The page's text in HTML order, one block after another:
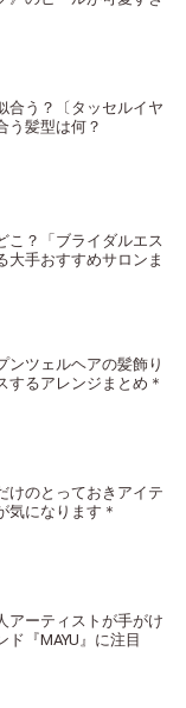
合う？〔タッセルイヤ
う髪型は何？
こ？「ブライダルエス
大手おすすめサロンま
ンツェルヘアの髪飾り
するアレンジまとめ＊
のとっておきアイテ
気になります＊
アーティストが手がけ
『MAYU』に注目